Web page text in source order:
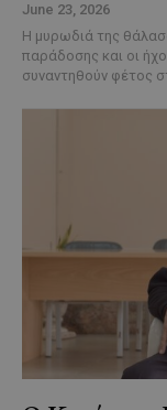
June 23, 2026
Η μυρωδιά της
παράδοσης και οι
συναντηθούν φέτος